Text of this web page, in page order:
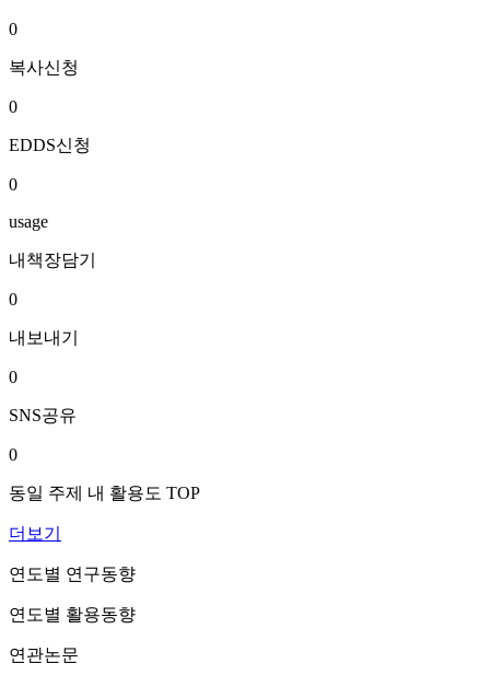
0
복사신청
0
EDDS신청
0
usage
내책장담기
0
내보내기
0
SNS공유
0
동일 주제 내 활용도 TOP
더보기
연도별 연구동향
연도별 활용동향
연관논문